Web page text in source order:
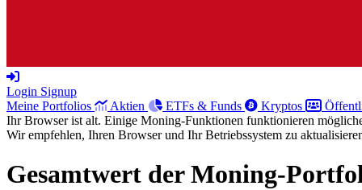
Login Signup
Meine Portfolios
Aktien ETFs & Funds Kryptos
Ihr Browser ist alt. Einige Moning-Funktionen funktionieren
Wir empfehlen, Ihren Browser und Ihr Betriebssystem zu
Gesamtwert der Moning-